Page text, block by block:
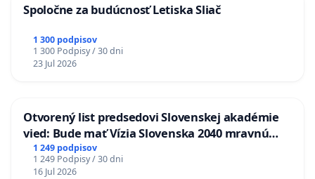
Spoločne za budúcnosť Letiska Sliač
1 300 podpisov
1 300 Podpisy / 30 dni
23 Jul 2026
Otvorený list predsedovi Slovenskej akadémie
vied: Bude mať Vízia Slovenska 2040 mravnú
chrbticu?
1 249 podpisov
1 249 Podpisy / 30 dni
16 Jul 2026